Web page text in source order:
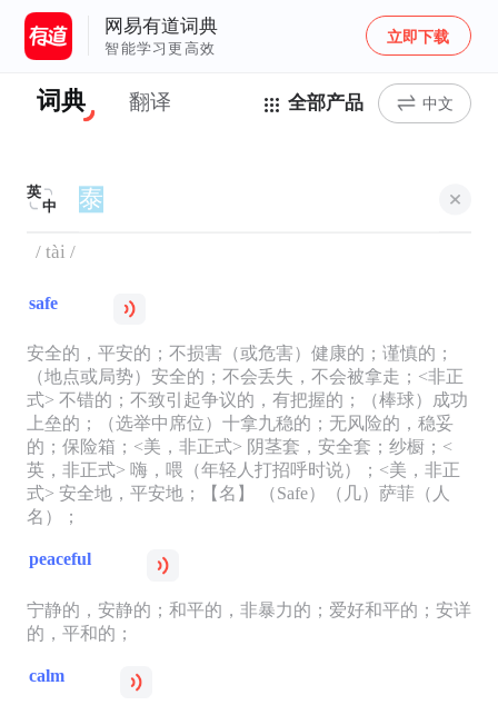
网易有道词典
智能学习更高效
立即下载
词典 翻译 全部产品 中文
英
中
/ tài /
safe
安全的，平安的；不损害（或危害）健康的；谨慎的；
（地点或局势）安全的；不会丢失，不会被拿走；<非正
式> 不错的；不致引起争议的，有把握的；（棒球）成功
上垒的；（选举中席位）十拿九稳的；无风险的，稳妥
的；保险箱；<美，非正式> 阴茎套，安全套；纱橱；<
英，非正式> 嗨，喂（年轻人打招呼时说）；<美，非正
式> 安全地，平安地；【名】 （Safe）（几）萨菲（人
名）；
peaceful
宁静的，安静的；和平的，非暴力的；爱好和平的；安详
的，平和的；
calm